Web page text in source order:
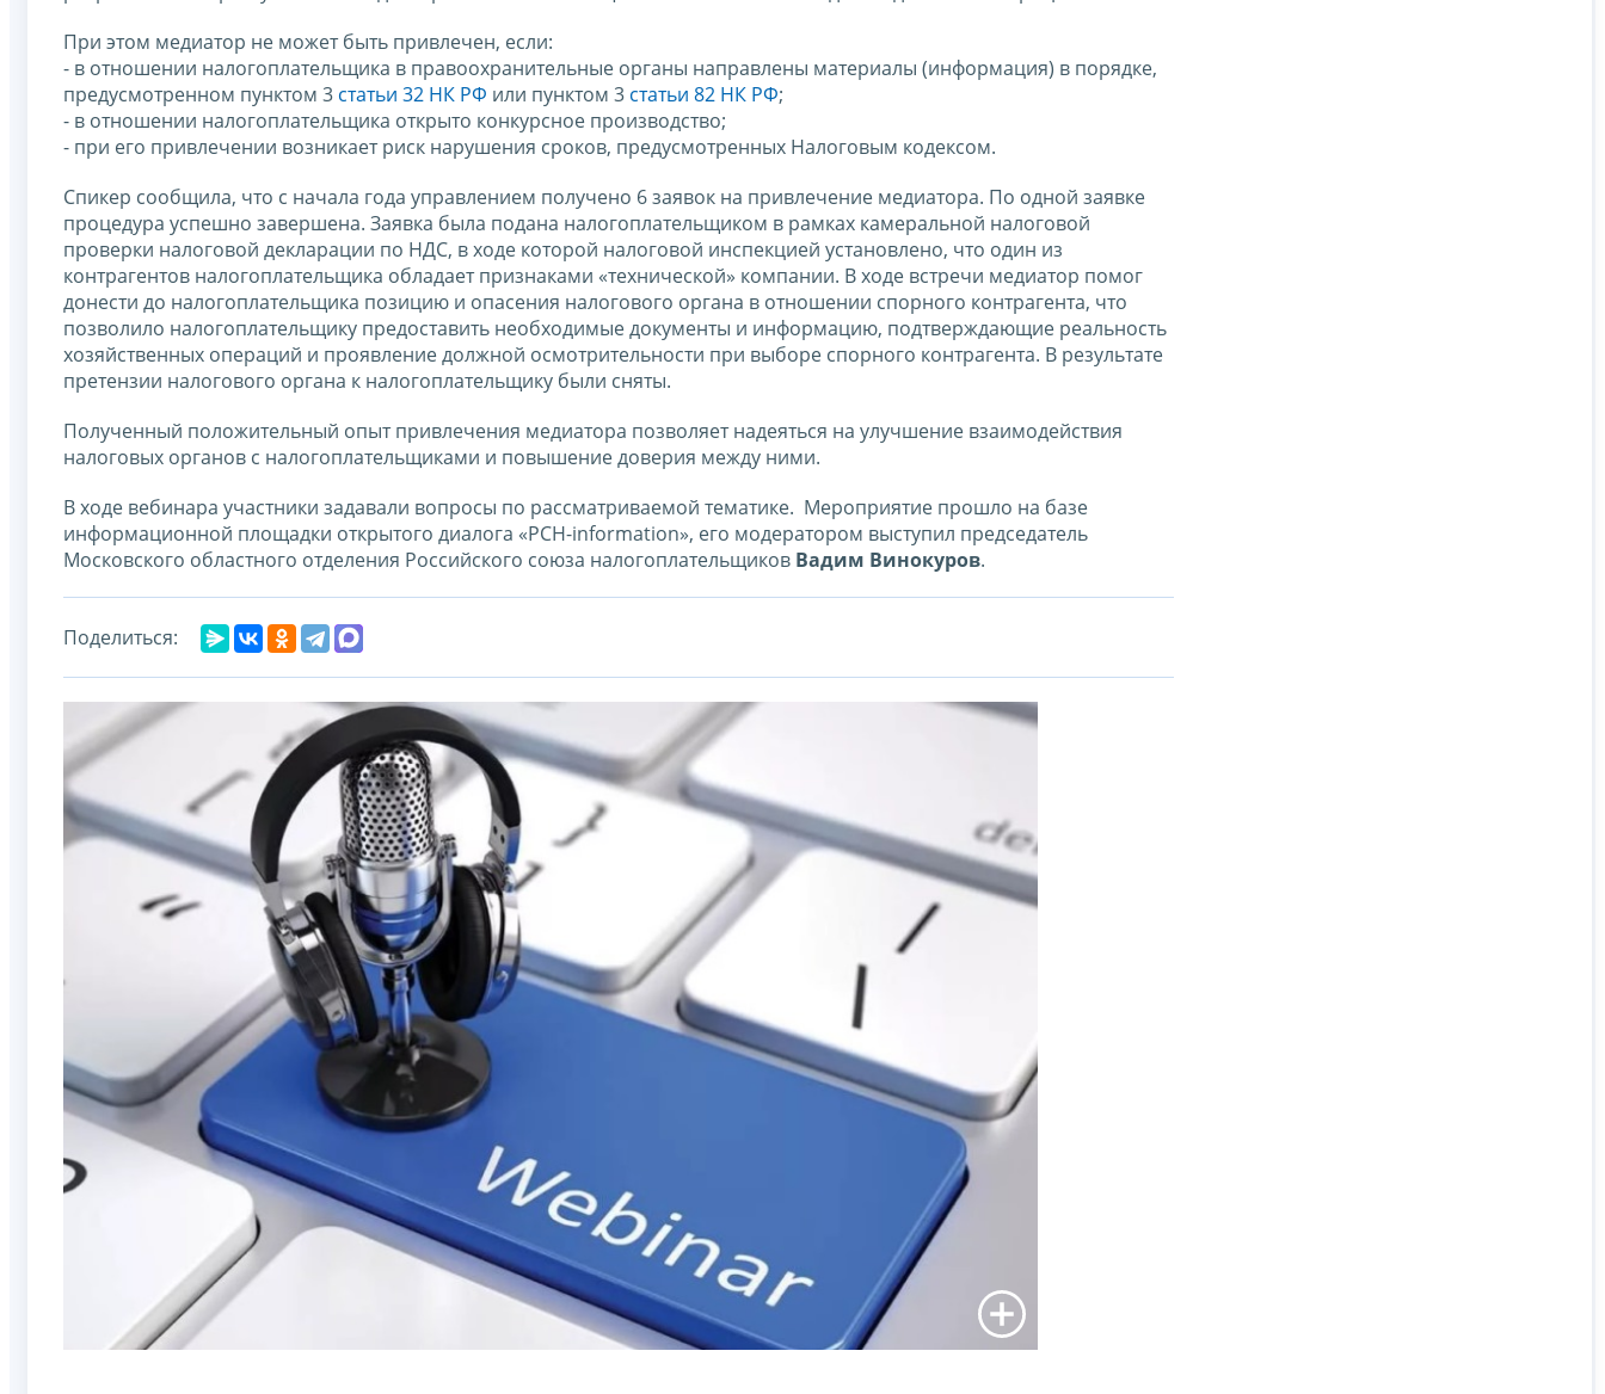
При этом медиатор не может быть привлечен, если:
- в отношении налогоплательщика в правоохранительные органы направлены материалы (информация) в порядке,
предусмотренном пунктом 3 статьи 32 НК РФ или пунктом 3 статьи 82 НК РФ;
- в отношении налогоплательщика открыто конкурсное производство;
- при его привлечении возникает риск нарушения сроков, предусмотренных Налоговым кодексом.
Спикер сообщила, что с начала года управлением получено 6 заявок на привлечение медиатора. По одной заявке
процедура успешно завершена. Заявка была подана налогоплательщиком в рамках камеральной налоговой
проверки налоговой декларации по НДС, в ходе которой налоговой инспекцией установлено, что один из
контрагентов налогоплательщика обладает признаками «технической» компании. В ходе встречи медиатор помог
донести до налогоплательщика позицию и опасения налогового органа в отношении спорного контрагента, что
позволило налогоплательщику предоставить необходимые документы и информацию, подтверждающие реальность
хозяйственных операций и проявление должной осмотрительности при выборе спорного контрагента. В результате
претензии налогового органа к налогоплательщику были сняты.
Полученный положительный опыт привлечения медиатора позволяет надеяться на улучшение взаимодействия
налоговых органов с налогоплательщиками и повышение доверия между ними.
В ходе вебинара участники задавали вопросы по рассматриваемой тематике. Мероприятие прошло на базе
информационной площадки открытого диалога «РСН-information», его модератором выступил председатель
Московского областного отделения Российского союза налогоплательщиков Вадим Винокуров.
Поделиться: